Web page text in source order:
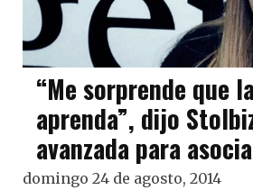
“Me sorprende que
aprenda”, dijo
avanzada para
domingo 24 de agosto, 2014